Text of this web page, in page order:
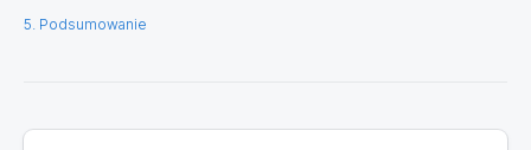
5. Podsumowanie